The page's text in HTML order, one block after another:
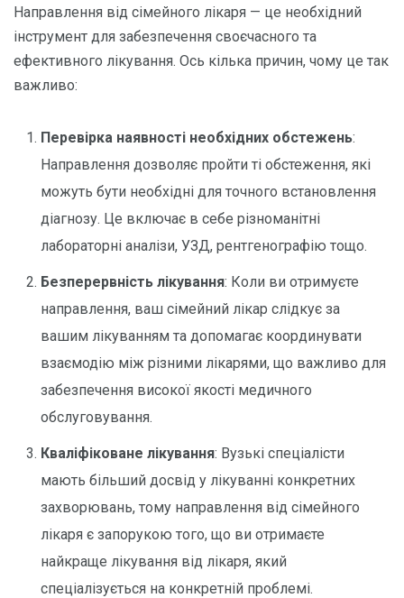
Направлення від сімейного лікаря — це необхідний
інструмент для забезпечення своєчасного та
ефективного лікування. Ось кілька причин, чому це так
важливо:
Перевірка наявності необхідних обстежень:
Направлення дозволяє пройти ті обстеження, які
можуть бути необхідні для точного встановлення
діагнозу. Це включає в себе різноманітні
лабораторні аналізи, УЗД, рентгенографію тощо.
Безперервність лікування: Коли ви отримуєте
направлення, ваш сімейний лікар слідкує за
вашим лікуванням та допомагає координувати
взаємодію між різними лікарями, що важливо для
забезпечення високої якості медичного
обслуговування.
Кваліфіковане лікування: Вузькі спеціалісти
мають більший досвід у лікуванні конкретних
захворювань, тому направлення від сімейного
лікаря є запорукою того, що ви отримаєте
найкраще лікування від лікаря, який
спеціалізується на конкретній проблемі.